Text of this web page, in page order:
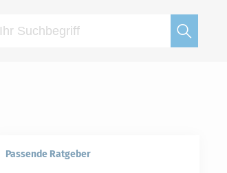
Passende Ratgeber